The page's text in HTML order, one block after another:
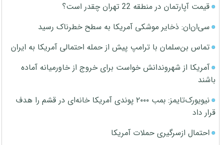
قیمت آپارتمان در منطقه 22 تهران چقدر است؟
سی‌ان‌ان: ذخایر موشکی آمریکا به سطح خطرناک رسید
تماس بن‌سلمان با ترامپ پیش از حمله احتمالی آمریکا به ایران
آمریکا از شهروندانش خواست برای خروج از خاورمیانه آماده
باشند
نیویورک‌تایمز: بمب ۲۰۰۰ پوندی آمریکا خانه‌ای در قشم را هدف
قرار داد
احتمال ازسرگیری حملات آمریکا